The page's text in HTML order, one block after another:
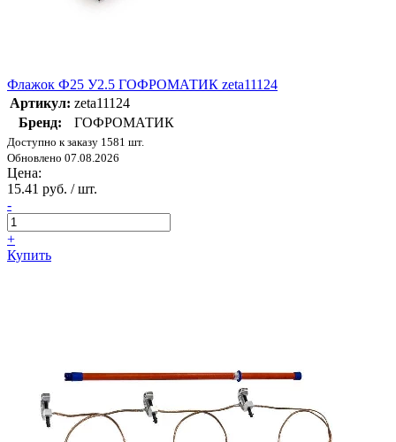
Флажок Ф25 У2.5 ГОФРОМАТИК zeta11124
Артикул: zeta11124
Бренд:
ГОФРОМАТИК
Доступно к заказу 1581 шт.
Обновлено 07.08.2026
Цена:
15.41 руб. / шт.
-
+
Купить